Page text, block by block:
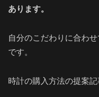
あります。
自分のこだわりに合わ
です。
時計の購入方法の提案記